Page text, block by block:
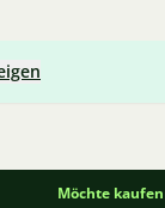
Möchte kaufen